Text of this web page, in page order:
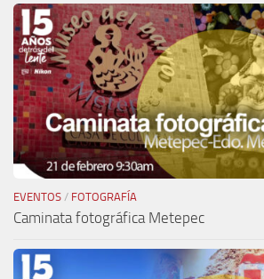
EVENTOS / FOTOGRAFÍA
Caminata fotográfica Metepec